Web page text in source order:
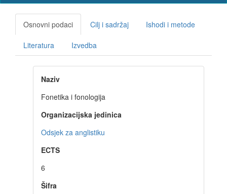
Osnovni podaci Cilj i sadržaj Ishodi i metode
Literatura Izvedba
Naziv
Fonetika i fonologija
Organizacijska jedinica
Odsjek za anglistiku
ECTS
6
Šifra